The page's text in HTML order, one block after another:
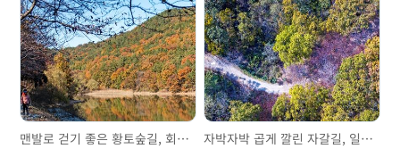
맨발로 걷기 좋은 황토숲길, 회동수원지를 거닐다 자박자박 곱게 깔린 자갈길, 일광산테마길